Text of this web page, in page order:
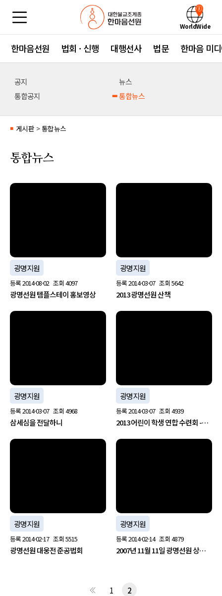
WorldWide
한마음선원 법회 · 신행 대행선사 법문 한마음 미
공지
뉴스
통합공지
통합뉴스
■ 게시판 > 통합뉴스
통합뉴스
광명지원
등록2014-08-02 조회 4097
광명선원 템플스테이 홍보영상
광명지원
등록2014-03-07 조회 5642
2013 광명선원 산책
광명지원
등록2014-03-07 조회 4968
삼세심을 전달하니
광명지원
등록2014-03-07 조회 4939
2013 어린이 학생 연합 수련회 -…
광명지원
등록2014-02-17 조회 5515
광명선원 대웅전 준공법회
광명지원
등록2014-02-14 조회 4879
2007년 11월 11일 광명선원 상…
1 2